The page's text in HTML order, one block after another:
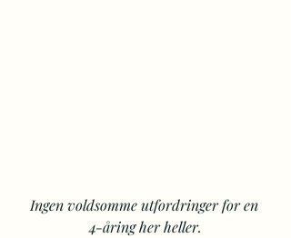
Ingen voldsomme utfordringer for en
4-åring her heller.